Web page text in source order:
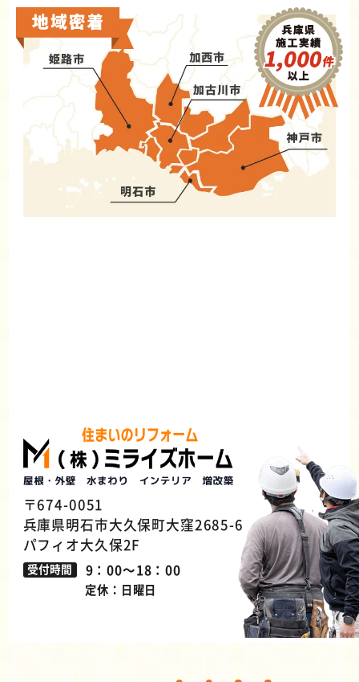
〒674-0051
兵庫県明石市大久保町大窪2685-6
パフィオ大久保2F
受付時間 9：00～18：00
定休：日曜日